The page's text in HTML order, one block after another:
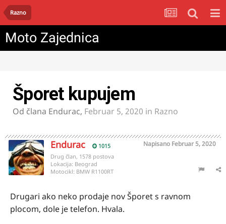
Razno
Moto Zajednica
Šporet kupujem
Od člana Endurac, Februar 5, 2020 in Razno
Endurac 1015 Napisano Februar 5, 2020
Drug član, 1578 postova
Lokacija: Beograd
Motocikl: BMW R1100RT
Drugari ako neko prodaje nov Šporet s ravnom
plocom, dole je telefon. Hvala.